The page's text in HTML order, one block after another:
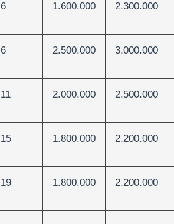
6 1.600.000 2.300.000
6 2.500.000 3.000.000
11 2.000.000 2.500.000
15 1.800.000 2.200.000
19 1.800.000 2.200.000